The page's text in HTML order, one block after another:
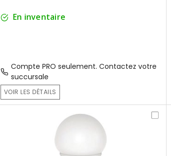
En inventaire
Compte PRO seulement. Contactez votre
succursale
VOIR LES DÉTAILS